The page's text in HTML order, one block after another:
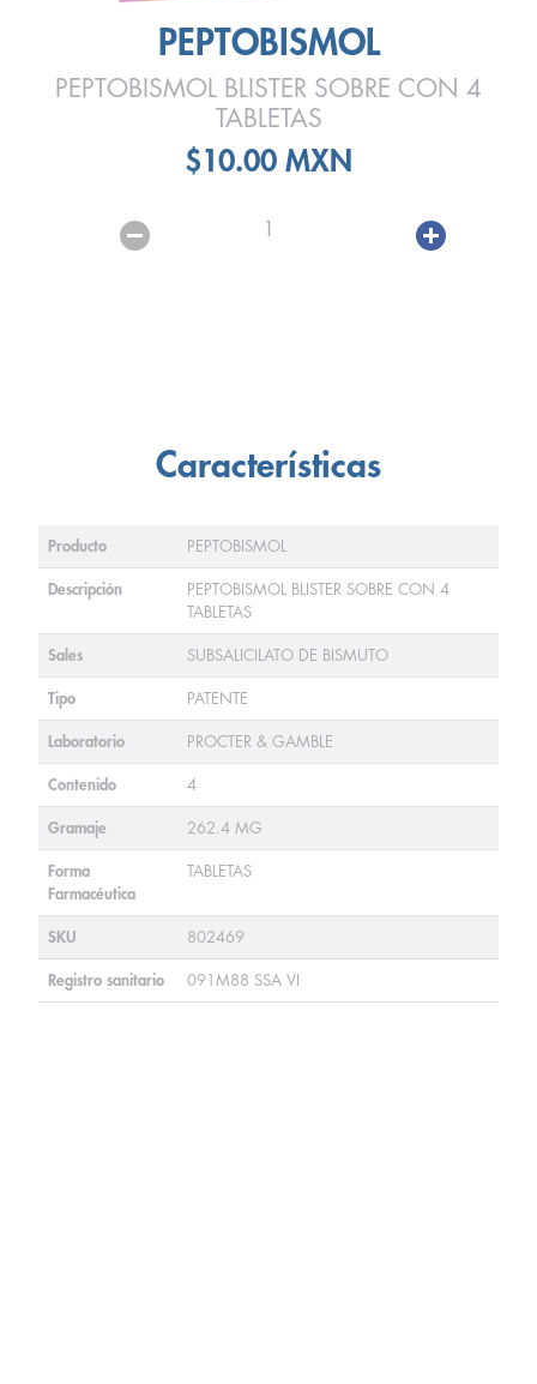
PEPTOBISMOL
PEPTOBISMOL BLISTER SOBRE CON 4
TABLETAS
$10.00 MXN
1
Características
Producto PEPTOBISMOL
Descripción
PEPTOBISMOL BLISTER SOBRE CON 4
TABLETAS
Sales SUBSALICILATO DE BISMUTO
Tipo PATENTE
Laboratorio PROCTER & GAMBLE
Contenido 4
Gramaje 262.4 MG
Forma
Farmacéutica
TABLETAS
SKU 802469
Registro sanitario 091M88 SSA VI